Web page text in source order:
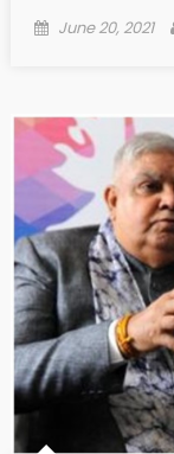
Posted on
June 20, 2021